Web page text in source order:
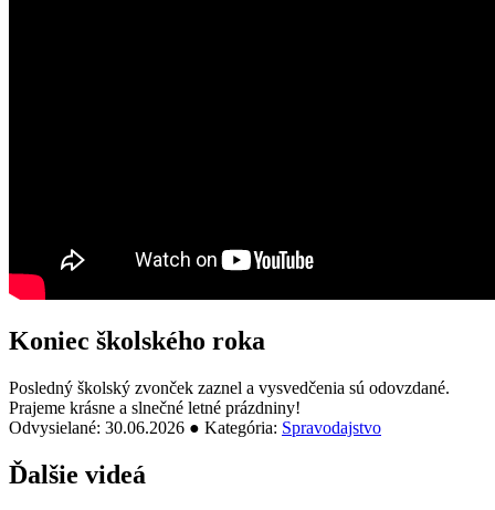
Koniec školského roka
Posledný školský zvonček zaznel a vysvedčenia sú odovzdané.
Prajeme krásne a slnečné letné prázdniny!
Odvysielané: 30.06.2026 ● Kategória: Spravodajstvo
Ďalšie videá